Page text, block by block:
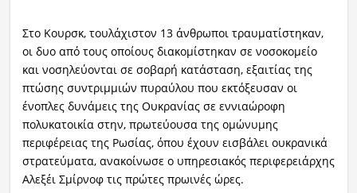
Στο Κουρσκ, τουλάχιστον 13 άνθρωποι τραυματίστηκαν,
οι δυο από τους οποίους διακομίστηκαν σε νοσοκομείο
και νοσηλεύονται σε σοβαρή κατάσταση, εξαιτίας της
πτώσης συντριμμιών πυραύλου που εκτόξευσαν οι
ένοπλες δυνάμεις της Ουκρανίας σε εννιαώροφη
πολυκατοικία στην, πρωτεύουσα της ομώνυμης
περιφέρειας της Ρωσίας, όπου έχουν εισβάλει ουκρανικά
στρατεύματα, ανακοίνωσε ο υπηρεσιακός περιφερειάρχης
Αλεξέι Σμίρνοφ τις πρώτες πρωινές ώρες.